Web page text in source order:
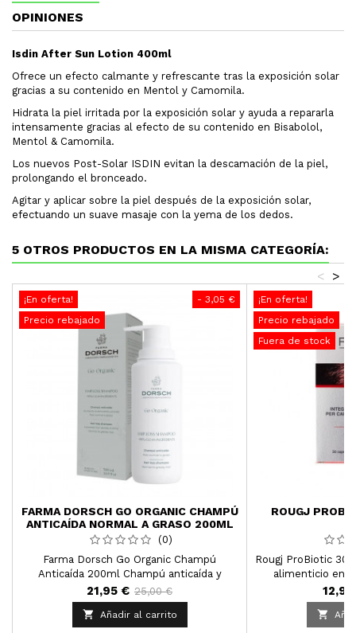
OPINIONES
Isdin After Sun Lotion 400ml
Ofrece un efecto calmante y refrescante tras la exposición solar
gracias a su contenido en Mentol y Camomila.
Hidrata la piel irritada por la exposición solar y ayuda a repararla
intensamente gracias al efecto de su contenido en Bisabolol,
Mentol & Camomila.
Los nuevos Post-Solar ISDIN evitan la descamación de la piel,
prolongando el bronceado.
Agitar y aplicar sobre la piel después de la exposición solar,
efectuando un suave masaje con la yema de los dedos.
5 OTROS PRODUCTOS EN LA MISMA CATEGORÍA:
>
<
- 3,05 €
¡En oferta!
Precio rebajado
FARMA DORSCH GO ORGANIC CHAMPÚ
ANTICAÍDA NORMAL A GRASO 200ML
(0)
Farma Dorsch Go Organic Champú
Anticaída 200ml Champú anticaída y
antiedad.
21,95 € 25,00 €

Añadir al carrito
¡En oferta!
Precio rebajado
Fuera de stock
ROUGJ
Rougj ProBiotic 30
alimenticio en
fortalecer y
cabello, gracias a
de
